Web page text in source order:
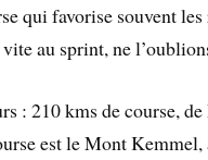
qui favorise souvent
au sprint, ne
: 210 kms de course,
est le Mont